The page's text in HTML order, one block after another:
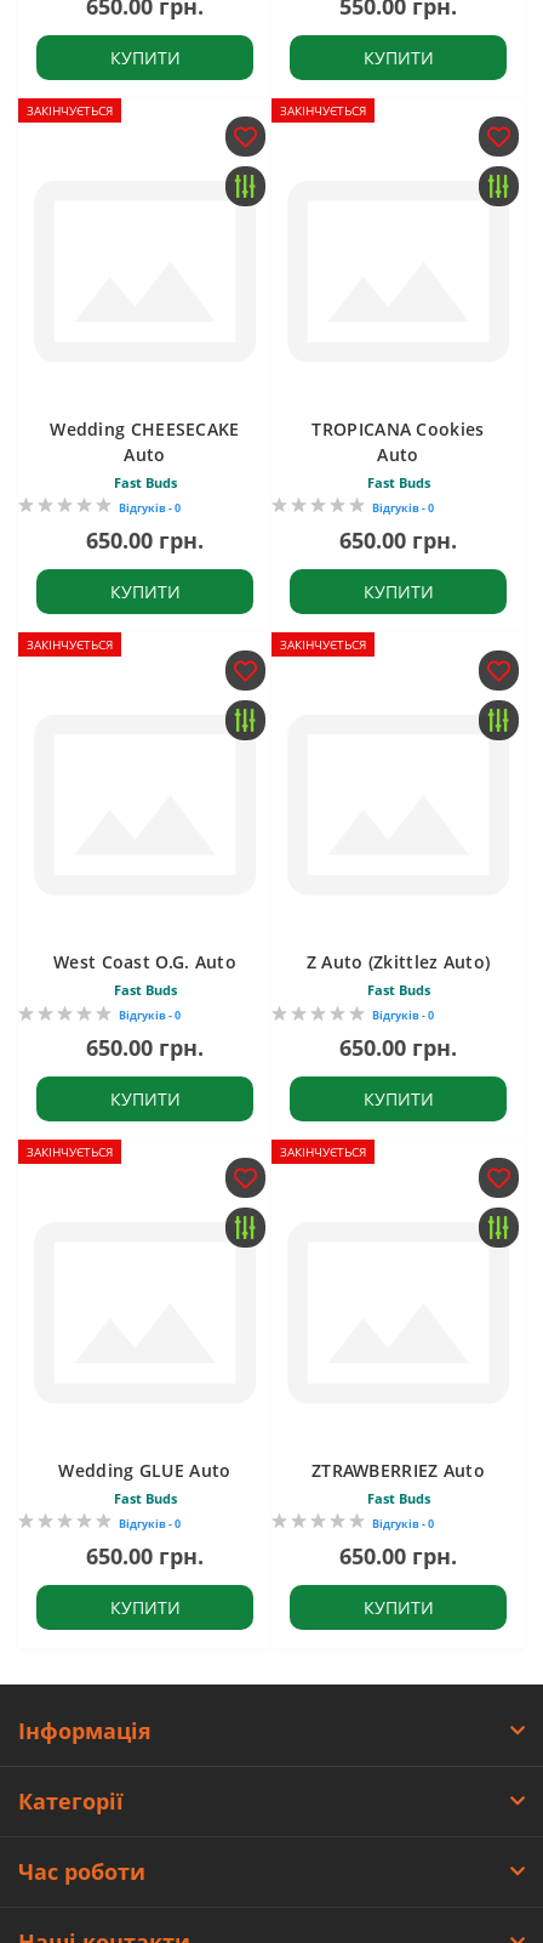
650.00 грн.
КУПИТИ
550.00 грн.
КУПИТИ
ЗАКІНЧУЄТЬСЯ
Wedding CHEESECAKE
Auto
Fast Buds
Відгуків - 0
650.00 грн.
КУПИТИ
ЗАКІНЧУЄТЬСЯ
TROPICANA Cookies
Auto
Fast Buds
Відгуків - 0
650.00 грн.
КУПИТИ
ЗАКІНЧУЄТЬСЯ
West Coast O.G. Auto
Fast Buds
Відгуків - 0
650.00 грн.
КУПИТИ
ЗАКІНЧУЄТЬСЯ
Z Auto (Zkittlez Auto)
Fast Buds
Відгуків - 0
650.00 грн.
КУПИТИ
ЗАКІНЧУЄТЬСЯ
Wedding GLUE Auto
Fast Buds
Відгуків - 0
650.00 грн.
КУПИТИ
ЗАКІНЧУЄТЬСЯ
ZTRAWBERRIEZ Auto
Fast Buds
Відгуків - 0
650.00 грн.
КУПИТИ
Інформація
Категорії
Час роботи